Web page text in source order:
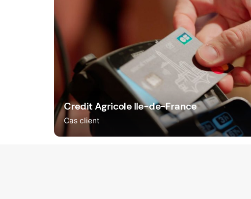
Credit Agricole Ile-de-France
Cas client